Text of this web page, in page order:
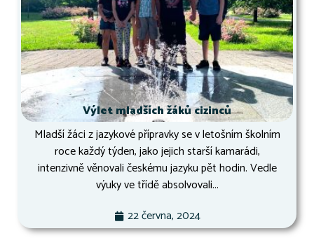
Výlet mladších žáků cizinců
Mladší žáci z jazykové přípravky se v letošním školním
roce každý týden, jako jejich starší kamarádi,
intenzivně věnovali českému jazyku pět hodin. Vedle
výuky ve třídě absolvovali...
22 června, 2024